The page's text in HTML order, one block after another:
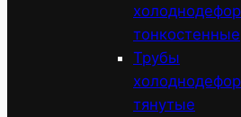
тонкостенные
Трубы
тянутые